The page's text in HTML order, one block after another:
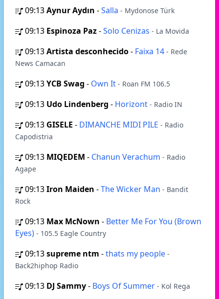
09:13Aynur Aydın -Salla - Mydonose Türk
09:13 Espinoza Paz-Solo Cenizas - La Movida
09:13Artista desconhecido- Faixa 14 - Rede
News Camacan
09:13YCB Swag - Own It - Roan FM 106.5
09:13 Udo Lindenberg - Horizont - Radio IN
09:13 GISELE - DIMANCHE MIDI PILE - Radio
Capodistria
09:13 MIQEDEM - Chanun Verachum - Radio
Agape
09:13Iron Maiden -The Wicker Man - Bandit
Rock
09:13 Max McNown - Better Me For You (Brown
Eyes) - 105.5 Eagle Country
09:13supreme ntm -thats my people -
Back2hiphop Radio
09:13 DJ Sammy- Boys Of Summer - Kol Rega